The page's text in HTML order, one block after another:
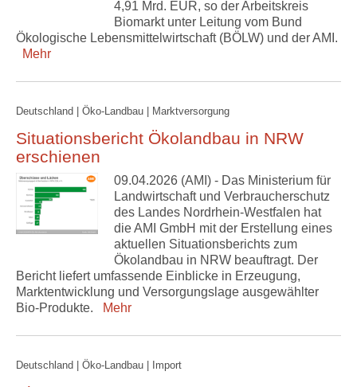
4,91 Mrd. EUR, so der Arbeitskreis
Biomarkt unter Leitung vom Bund
Ökologische Lebensmittelwirtschaft (BÖLW) und der AMI.
Mehr
Deutschland | Öko-Landbau | Marktversorgung
Situationsbericht Ökolandbau in NRW
erschienen
09.04.2026 (AMI) - Das Ministerium für
Landwirtschaft und Verbraucherschutz
des Landes Nordrhein-Westfalen hat
die AMI GmbH mit der Erstellung eines
aktuellen Situationsberichts zum
Ökolandbau in NRW beauftragt. Der
Bericht liefert umfassende Einblicke in Erzeugung,
Marktentwicklung und Versorgungslage ausgewählter
Bio-Produkte.
Mehr
Deutschland | Öko-Landbau | Import